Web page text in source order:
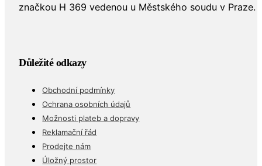
značkou H 369 vedenou u Městského soudu v Praze.
Důležité odkazy
Obchodní podmínky
Ochrana osobních údajů
Možnosti plateb a dopravy
Reklamační řád
Prodejte nám
Úložný prostor